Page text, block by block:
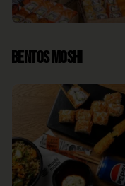
Bentos Moshi